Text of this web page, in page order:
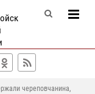
череповчанина,